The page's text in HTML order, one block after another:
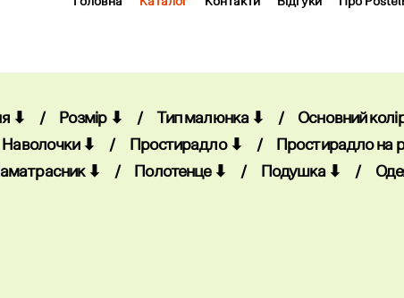
⬇ / Розмір ⬇ / Тип малюнка ⬇ / Основний
Наволочки ⬇ / Простирадло ⬇ / Простирадло на
⬇ / Полотенце ⬇ / Подушка ⬇ /